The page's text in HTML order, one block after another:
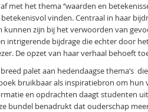
met het thema ‘’waarden en
vinden. Centraal in haar
zijn bij het verwoorden van
intrigerende bijdrage die echter door
De opzet van haar verhaal behoeft
breed palet aan hedendaagse thema’s
bruikbaar als inspiratiebron om
en opdrachten daagt studenten
bundel benadrukt dat ouderschap